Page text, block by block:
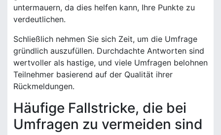
untermauern, da dies helfen kann, Ihre Punkte zu
verdeutlichen.
Schließlich nehmen Sie sich Zeit, um die Umfrage
gründlich auszufüllen. Durchdachte Antworten sind
wertvoller als hastige, und viele Umfragen belohnen
Teilnehmer basierend auf der Qualität ihrer
Rückmeldungen.
Häufige Fallstricke, die bei
Umfragen zu vermeiden sind